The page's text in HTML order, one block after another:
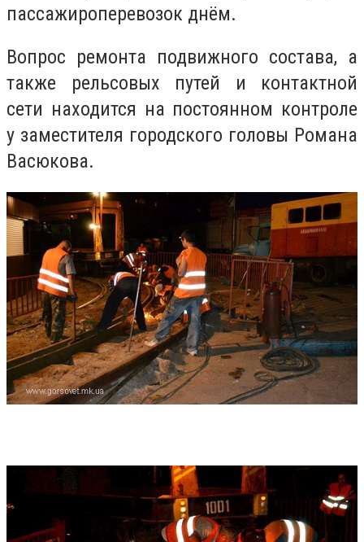
пассажироперевозок днём.
Вопрос ремонта подвижного состава, а
также рельсовых путей и контактной
сети находится на постоянном контроле
у заместителя городского головы Романа
Васюкова.